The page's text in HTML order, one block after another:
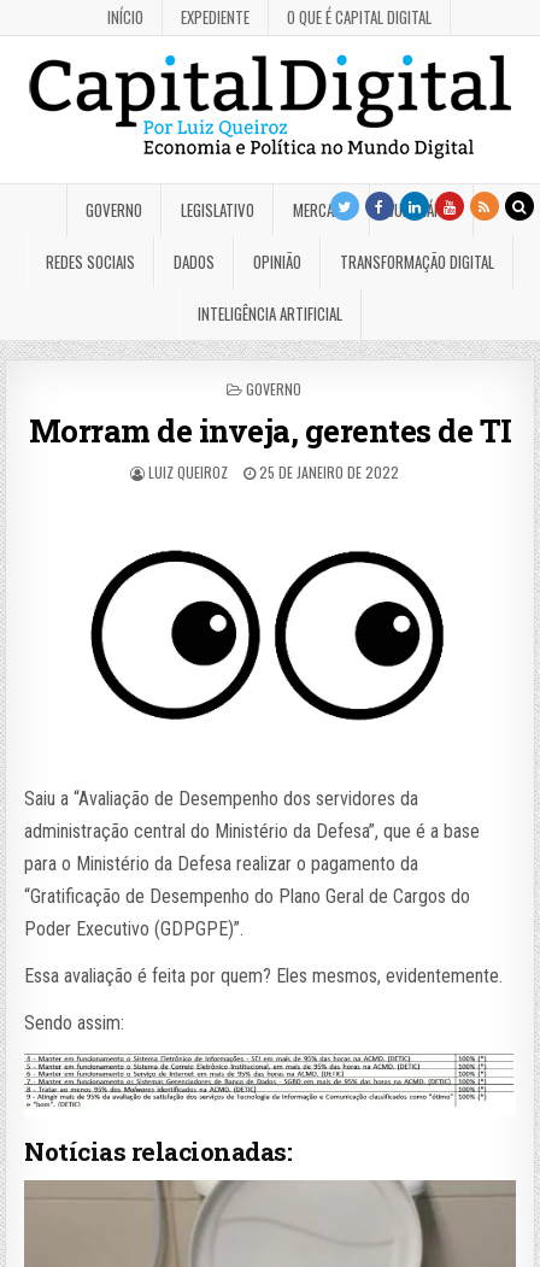
INÍCIO EXPEDIENTE O QUE É CAPITAL DIGITAL
GOVERNO LEGISLATIVO MERCADO JUDICIÁRIO
REDES SOCIAIS DADOS OPINIÃO TRANSFORMAÇÃO DIGITAL
INTELIGÊNCIA ARTIFICIAL
POSTED
GOVERNO
Morram de inveja, gerentes de TI
LUIZ QUEIROZ 25 DE JANEIRO DE 2022
Saiu a “Avaliação de Desempenho dos servidores da
administração central do Ministério da Defesa”, que é a base
para o Ministério da Defesa realizar o pagamento da
“Gratificação de Desempenho do Plano Geral de Cargos do
Poder Executivo (GDPGPE)”.
Essa avaliação é feita por quem? Eles mesmos, evidentemente.
Sendo assim:
Notícias relacionadas: